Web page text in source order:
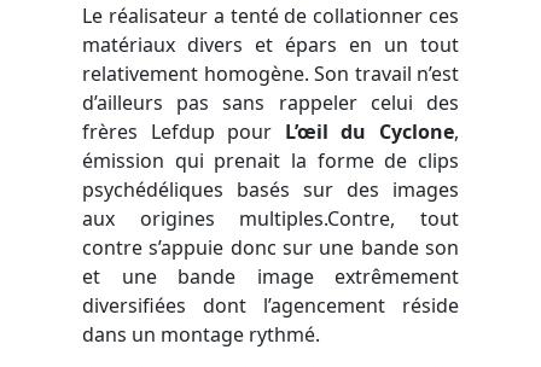
Le réalisateur a tenté de collationner ces
matériaux divers et épars en un tout
relativement homogène. Son travail n’est
d’ailleurs pas sans rappeler celui des
frères Lefdup pour L’œil du Cyclone,
émission qui prenait la forme de clips
psychédéliques basés sur des images
aux origines multiples.Contre, tout
contre s’appuie donc sur une bande son
et une bande image extrêmement
diversifiées dont l’agencement réside
dans un montage rythmé.